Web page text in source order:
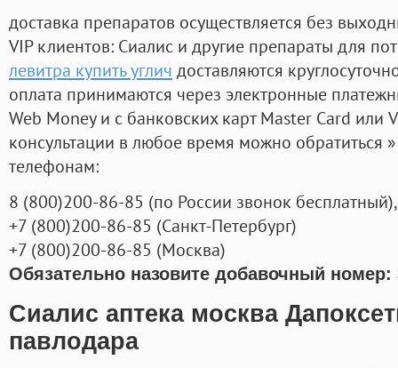
доставка препаратов осуществляется без
VIP клиентов: Сиалис и другие препараты для
левитра купить углич доставляются
оплата принимаются через электронные
Web Money и с банковских карт Master Card или
консультации в любое время можно обратиться
телефонам:
8 (800)200-86-85 (по России звонок бесплатный),
+7 (800)200-86-85 (Санкт-Петербург)
+7 (800)200-86-85 (Москва)
Обязательно назовите добавочный номер:
Сиалис аптека москва
павлодара